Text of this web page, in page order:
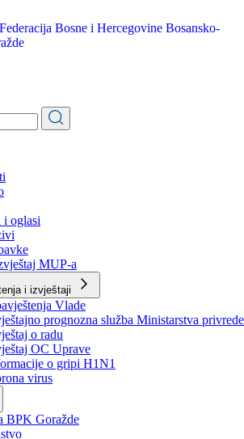
i oglasi
MUP-a
i izvještaji
Vlade
prognozna služba Ministarstva privrede
o radu
OC Uprave
o gripi H1N1
virus